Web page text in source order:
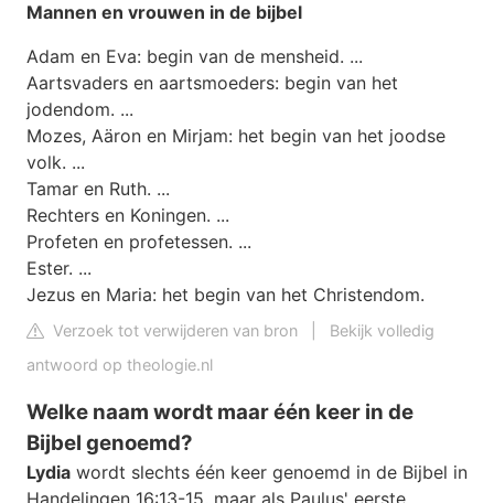
Mannen en vrouwen in de bijbel
Adam en Eva: begin van de mensheid. ...
Aartsvaders en aartsmoeders: begin van het
jodendom. ...
Mozes, Aäron en Mirjam: het begin van het joodse
volk. ...
Tamar en Ruth. ...
Rechters en Koningen. ...
Profeten en profetessen. ...
Ester. ...
Jezus en Maria: het begin van het Christendom.
Verzoek tot verwijderen van bron
Bekijk volledig
antwoord op theologie.nl
Welke naam wordt maar één keer in de
Bijbel genoemd?
Lydia wordt slechts één keer genoemd in de Bijbel in